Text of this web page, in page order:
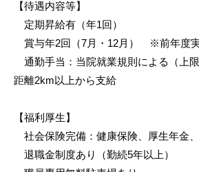
【待遇内容等】
定期昇給有（年1回）
賞与年2回（7月・12月） ※前年度実
通勤手当：当院就業規則による（上
距離2km以上から支給
【福利厚生】
社会保険完備：健康保険、厚生年金
退職金制度あり（勤続5年以上）